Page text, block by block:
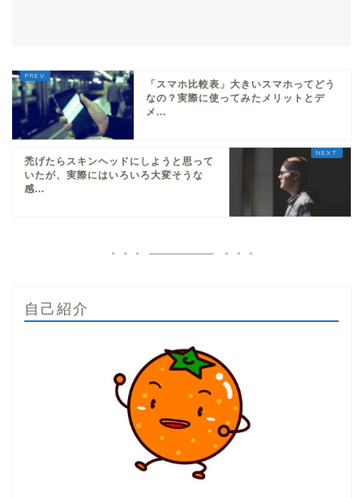
「スマホ比較表」大きいスマホってどう
なの？実際に使ってみたメリットとデ
メ...
禿げたらスキンヘッドにしようと思って
いたが、実際にはいろいろ大変そうな
感...
自己紹介